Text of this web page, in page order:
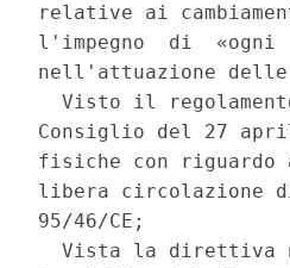
relative ai
l'impegno  di
nell'attuazione
Visto il
Consiglio del 27
fisiche con
libera
95/46/CE;
Vista la direttiva